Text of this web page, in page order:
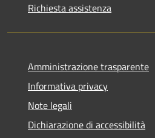
Richiesta assistenza
Amministrazione trasparente
Informativa privacy
Note legali
Dichiarazione di accessibilità